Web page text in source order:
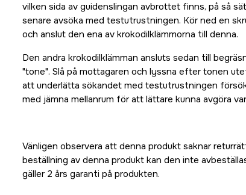
vilken sida av guidenslingan avbrottet finns, på så
senare avsöka med testutrustningen. Kör ned en
och anslut den ena av krokodilklämmorna till denna.
Den andra krokodilklämman ansluts sedan till
"tone". Slå på mottagaren och lyssna efter tonen
att underlätta sökandet med testutrustningen
med jämna mellanrum för att lättare kunna avgöra
Vänligen observera att denna produkt saknar
beställning av denna produkt kan den inte
gäller 2 års garanti på produkten.